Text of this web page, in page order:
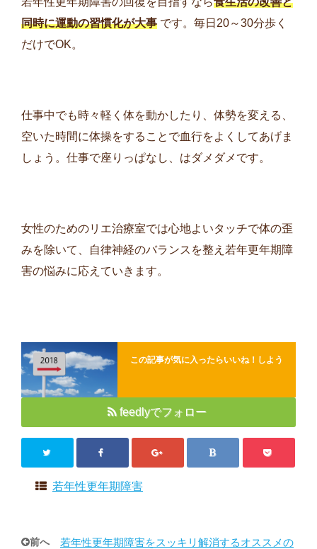
同時に運動の習慣化が大事 です。毎日20～30分歩く
だけでOK。
仕事中でも時々軽く体を動かしたり、体勢を変える、
空いた時間に体操をすることで血行をよくしてあげま
しょう。仕事で座りっぱなし、はダメダメです。
女性のためのリエ治療室では心地よいタッチで体の歪
みを除いて、自律神経のバランスを整え若年更年期障
害の悩みに応えていきます。
この記事が気に入ったらいいね！しよう
feedlyでフォロー
若年性更年期障害
前へ
若年性更年期障害をスッキリ解消するオススメの